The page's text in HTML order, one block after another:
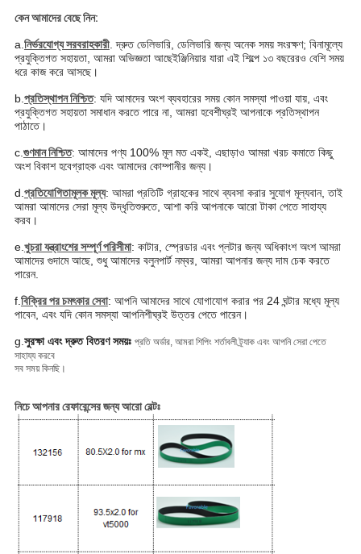
কেন আমাদের বেছে নিন:
a.নির্ভরযোগ্য সরবরাহকারী. দ্রুত ডেলিভারি, ডেলিভারি জন্য অনেক সময় সংরক্ষণ; বিনামূল্যে
প্রযুক্তিগত সহায়তা, আমরা অভিজ্ঞতা আছেইঞ্জিনিয়ার যারা এই শিল্পে ১৩ বছরেরও বেশি সময়
ধরে কাজ করে আসছে।
b.প্রতিস্থাপন নিশ্চিত: যদি আমাদের অংশ ব্যবহারের সময় কোন সমস্যা পাওয়া যায়, এবং
প্রযুক্তিগত সহায়তা সমাধান করতে পারে না, আমরা হবেশীঘ্রই আপনাকে প্রতিস্থাপন
পাঠাতে।
c.গুণমান নিশ্চিত: আমাদের পণ্য 100% মূল মত একই, এছাড়াও আমরা খরচ কমাতে কিছু
অংশ বিকাশ হবেগ্রাহক এবং আমাদের কোম্পানীর জন্য।
d.প্রতিযোগিতামূলক মূল্য: আমরা প্রতিটি গ্রাহকের সাথে ব্যবসা করার সুযোগ মূল্যবান, তাই
আমরা আমাদের সেরা মূল্য উদ্ধৃতিশুরুতে, আশা করি আপনাকে আরো টাকা পেতে সাহায্য
করব।
e.খুচরা যন্ত্রাংশের সম্পূর্ণ পরিসীমা: কাটার, স্প্রেডার এবং প্লটার জন্য অধিকাংশ অংশ আমরা
আমাদের গুদামে আছে, শুধু আমাদের বলুনপার্ট নম্বর, আমরা আপনার জন্য দাম চেক করতে
পারেন.
f.বিক্রির পর চমৎকার সেবা: আপনি আমাদের সাথে যোগাযোগ করার পর 24 ঘন্টার মধ্যে মূল্য
পাবেন, এবং যদি কোন সমস্যা আপনিশীঘ্রই উত্তর পেতে পারেন।
g.সুরক্ষা এবং দ্রুত বিতরণ সময়ঃ প্রতি অর্ডার, আমরা শিপিং শর্তাবলী ট্র্যাক এবং আপনি সেরা পেতে
সাহায্য করবে
সব সময় কিনছি।
নিচে আপনার রেফারেন্সের জন্য আরো বেল্টঃ